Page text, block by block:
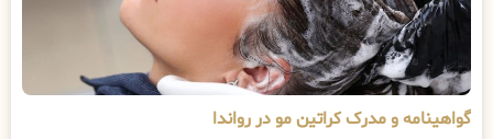
گواهینامه و مدرک کراتین مو در رواندا